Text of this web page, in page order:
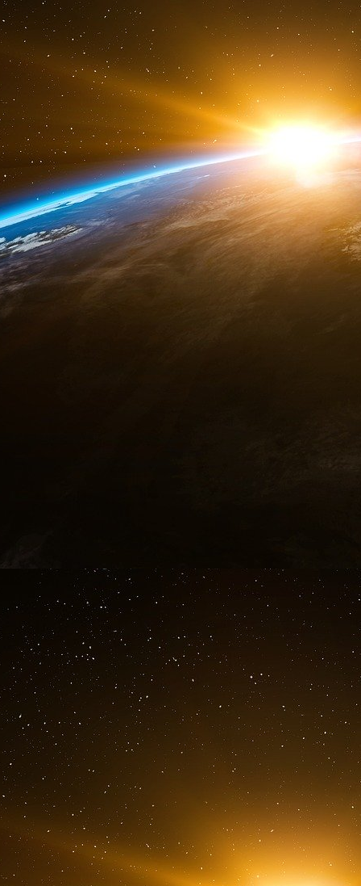
En parallèle, des start-ups investissent la
à celles de Jérôme Kalifa ont ainsi donné
commercialise ainsi un logiciel d’aide à la
se lancer sur le marché des dispositifs
leurs données biologiques, les patients les
traitement. Jonathan Chauvin, son PDG,
réfléchir à cette option. Mais cela implique
autre calcul stratégique.
Agnès Vernet